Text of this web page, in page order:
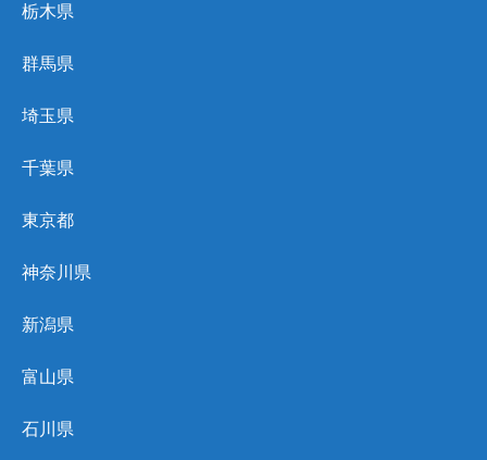
栃木県
群馬県
埼玉県
千葉県
東京都
神奈川県
新潟県
富山県
石川県